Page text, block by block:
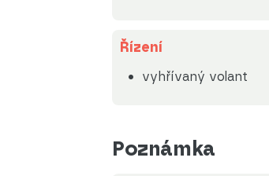
Řízení
vyhřívaný volant
Poznámka